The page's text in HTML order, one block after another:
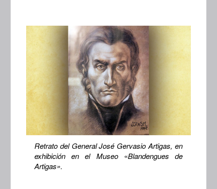
Retrato del General José Gervasio Artigas, en
exhibición en el Museo«Blandengues de
Artigas».